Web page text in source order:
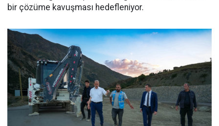
bir çözüme kavuşması hedefleniyor.